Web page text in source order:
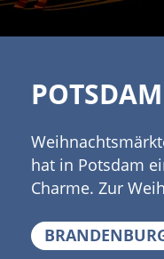
POTSDAM
hat in Potsdam
Charme. Zur
Adventszauber.